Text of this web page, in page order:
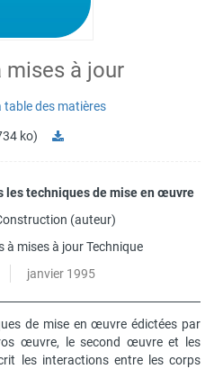
mises à jour
table des matières
ko)
les techniques de mise en œuvre
(auteur)
à mises à jour Technique
janvier 1995
de mise en œuvre édictées par
œuvre, le second œuvre et les
les interactions entre les corps